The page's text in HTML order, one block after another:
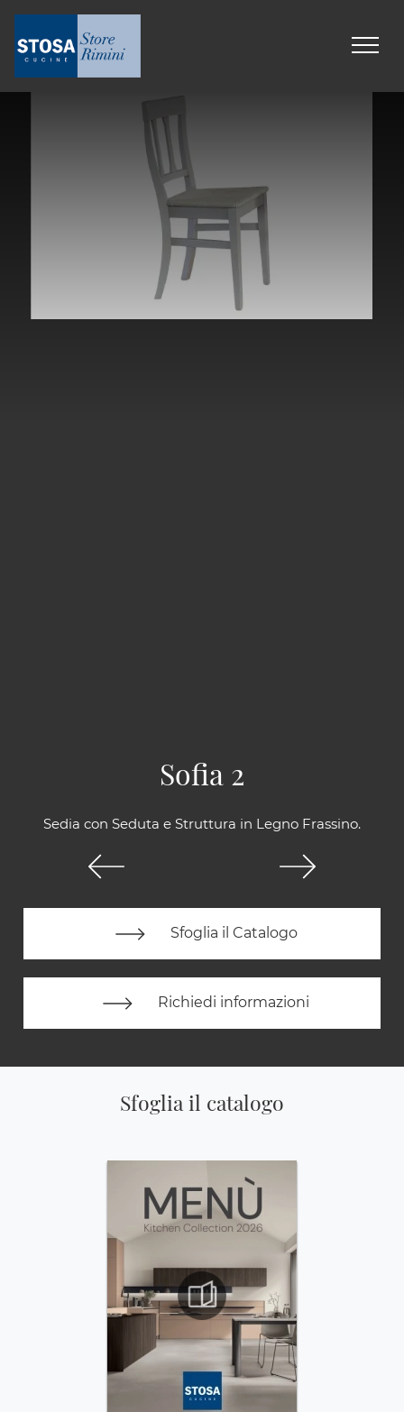
Sedia con Seduta e Struttura in Legno Frassino.
Sfoglia il Catalogo
Richiedi informazioni
Sofia 2
Sfoglia il catalogo